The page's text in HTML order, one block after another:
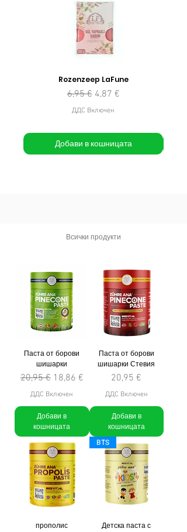
Rozenzeep LaFune
Редовна цена
6,95 € Продажна цена
4,87 €
ДДС Включен
Добави в кошницата
Всички продукти
Паста от борови
шишарки
Редовна цена
20,95 € Продажна цена
18,86 €
ДДС Включен
Добави в
кошницата
Паста от борови
шишарки Стевия
Цена
20,95 €
ДДС Включен
Добави в
кошницата
прополис
BTS
Детска паста с